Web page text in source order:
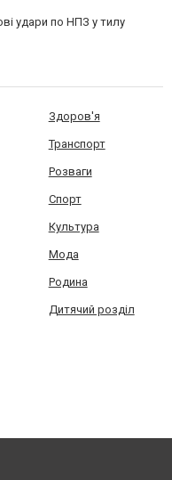
удари по НПЗ у тилу
Здоров'я
Транспорт
Розваги
Спорт
Культура
Мода
Родина
Дитячий розділ